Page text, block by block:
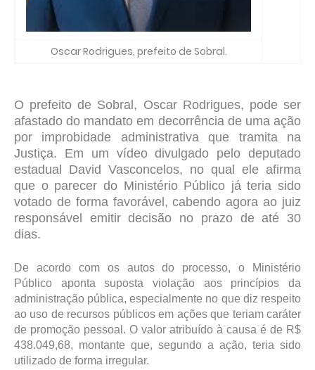
Oscar Rodrigues, prefeito de Sobral.
O prefeito de Sobral, Oscar Rodrigues, pode ser
afastado do mandato em decorrência de uma ação
por improbidade administrativa que tramita na
Justiça. Em um vídeo divulgado pelo deputado
estadual David Vasconcelos, no qual ele afirma
que o parecer do Ministério Público já teria sido
votado de forma favorável, cabendo agora ao juiz
responsável emitir decisão no prazo de até 30
dias.
De acordo com os autos do processo, o Ministério
Público aponta suposta violação aos princípios da
administração pública, especialmente no que diz respeito
ao uso de recursos públicos em ações que teriam caráter
de promoção pessoal. O valor atribuído à causa é de R$
438.049,68, montante que, segundo a ação, teria sido
utilizado de forma irregular.